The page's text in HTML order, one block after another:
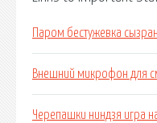
Паром бестужевка
Внешний микрофон для
Черепашки ниндзя игра